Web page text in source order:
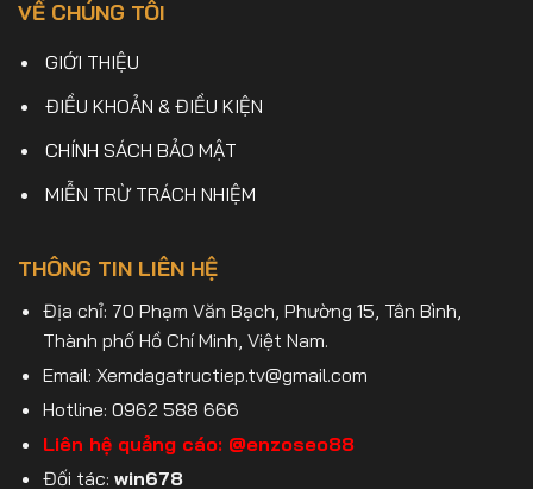
VỀ CHÚNG TÔI
GIỚI THIỆU
ĐIỀU KHOẢN & ĐIỀU KIỆN
CHÍNH SÁCH BẢO MẬT
MIỄN TRỪ TRÁCH NHIỆM
THÔNG TIN LIÊN HỆ
Địa chỉ: 70 Phạm Văn Bạch, Phường 15, Tân Bình,
Thành phố Hồ Chí Minh, Việt Nam.
Email: Xemdagatructiep.tv@gmail.com
Hotline: 0962 588 666
Liên hệ quảng cáo: @enzoseo88
Đối tác: win678